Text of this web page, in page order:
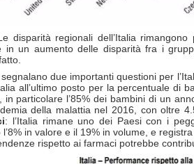
disparità regionali dell’Italia
in un aumento delle disparità fra i
due importanti questioni per
all’ultimo posto per la percentuale di
in particolare l’85% dei bambini di un
della malattia nel 2016, con oltre
: l’Italia rimane uno dei Paesi con i
in valore e il 19% in volume, e
rispetto ai farmaci potrebbe